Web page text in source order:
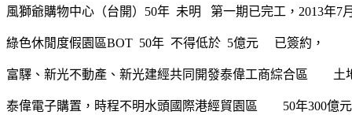
風獅爺購物中心（台開） 50年 未明 第一期已完工， 2013年7
綠色休閒度假園區BOT 50年 不得低於 5億元 已簽約，
富驛、新光不動產、新光建經共同開發泰偉工商綜合區 土
泰偉電子購置，時程不明水頭國際港經貿園區 50年300億元